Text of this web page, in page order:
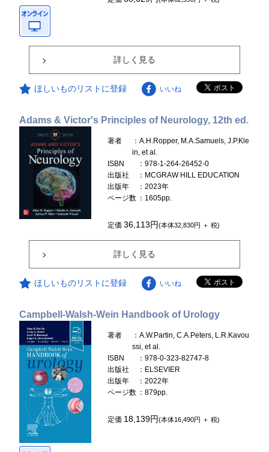
詳しく見る
ほしいものリストに登録 いいね
Adams & Victor's Principles of Neurology, 12th ed.
著者
：A.H.Ropper, M.A.Samuels, J.P.Kle
in, et al.
ISBN
：978-1-264-26452-0
出版社
：MCGRAW HILL EDUCATION
出版年
：2023年
ページ数 ：1605pp.
定価36,113円(本体32,830円 ＋ 税)
詳しく見る
ほしいものリストに登録 いいね
Campbell-Walsh-Wein Handbook of Urology
著者
：A.W.Partin, C.A.Peters, L.R.Kavou
ssi, et al.
ISBN
：978-0-323-82747-8
出版社
：ELSEVIER
出版年
：2022年
ページ数 ：879pp.
定価 18,139円(本体16,490円 ＋ 税)